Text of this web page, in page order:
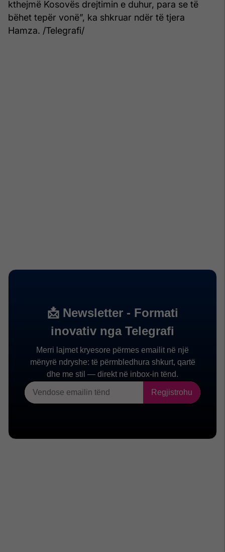
kthejmë Kosovës drejtimin e duhur, para se të
bëhet tepër vonë”, ka shkruar ndër të tjera
Hamza. /Telegrafi/